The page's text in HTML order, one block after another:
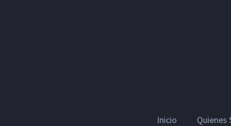
Inicio Quienes